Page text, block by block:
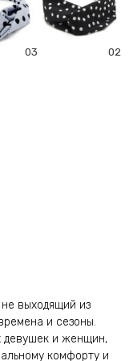
03 02
выходящий из
и сезоны.
девушек и женщин,
комфорту и